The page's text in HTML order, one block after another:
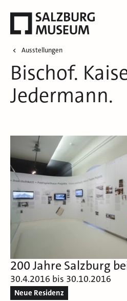
Ausstellungen
Bischof.
Jedermann.
200 Jahre Salzburg
30.4.2016 bis 30.10.2016
Neue Residenz